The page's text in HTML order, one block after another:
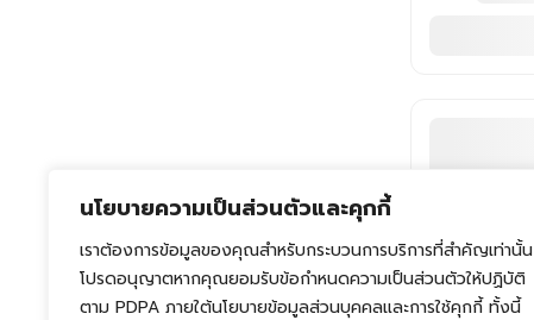
นโยบายความเป็นส่วนตัวและคุกกี้
เราต้องการข้อมูลของคุณสำหรับกระบวนการบริการที่สำคัญเท่านั้น
โปรดอนุญาตหากคุณยอมรับข้อกำหนดความเป็นส่วนตัวให้ปฏิบัติ
ตาม PDPA ภายใต้นโยบายข้อมูลส่วนบุคคลและการใช้คุกกี้ ทั้งนี้